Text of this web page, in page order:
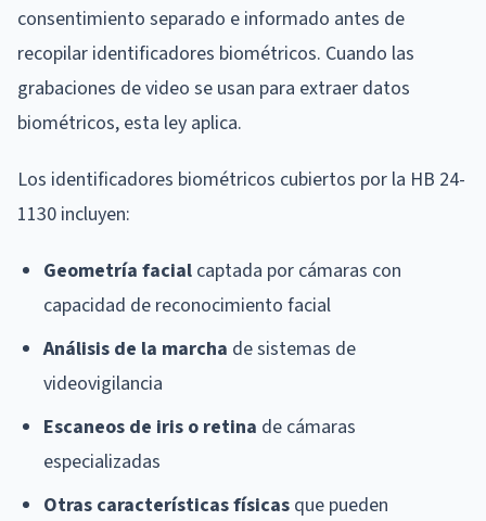
consentimiento separado e informado antes de
recopilar identificadores biométricos. Cuando las
grabaciones de video se usan para extraer datos
biométricos, esta ley aplica.
Los identificadores biométricos cubiertos por la HB 24-
1130 incluyen:
Geometría facial captada por cámaras con
capacidad de reconocimiento facial
Análisis de la marcha de sistemas de
videovigilancia
Escaneos de iris o retina de cámaras
especializadas
Otras características físicas que pueden